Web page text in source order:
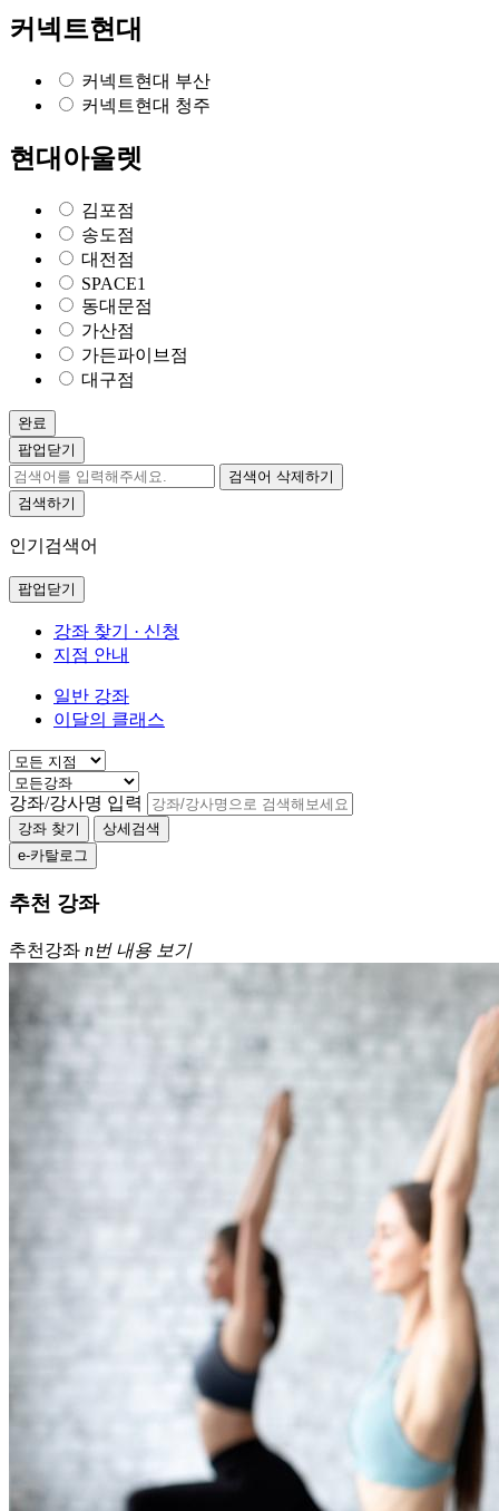
커넥트현대
커넥트현대 부산
커넥트현대 청주
현대아울렛
김포점
송도점
대전점
SPACE1
동대문점
가산점
가든파이브점
대구점
완료
팝업닫기
검색어 삭제하기
검색하기
인기검색어
팝업닫기
강좌 찾기 · 신청
지점 안내
일반 강좌
이달의 클래스
강좌/강사명 입력
강좌 찾기
상세검색
e-카탈로그
추천 강좌
추천강좌 n번 내용 보기